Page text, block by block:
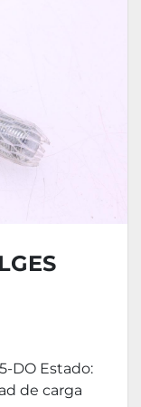
DO Estado:
de carga